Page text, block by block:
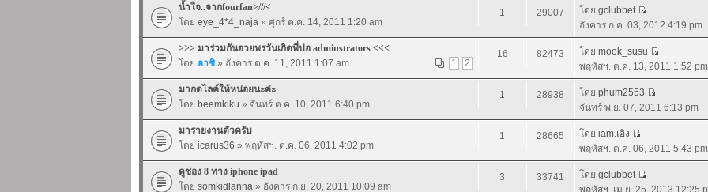
น้ำใจ..จากfourfan>///<
โดย eye_4*4_naja » ศุกร์ ต.ค. 14, 2011 1:20 am
1 29007 โดย gclubbet
อังคาร ก.ค. 03, 2012 4:19 pm
>>> มาร่วมกันอวยพรวันเกิดพี่ปอ adminstrators <<<
1
2
โดย อาชิ » อังคาร ต.ค. 11, 2011 1:07 am
16 82473 โดย mook_susu
พฤหัสฯ. ต.ค. 13, 2011 1:52 pm
มากดไลค์ให้หน่อยนะค่ะ
โดย beemkiku » จันทร์ ต.ค. 10, 2011 6:40 pm
1 28938 โดย phum2553
จันทร์ พ.ย. 07, 2011 6:13 pm
มารายงานตัวครับ
โดย icarus36 » พฤหัสฯ. ต.ค. 06, 2011 4:02 pm
1 28665 โดย iam.เอิง
พฤหัสฯ. ต.ค. 06, 2011 5:43 pm
ดูช่อง 8 ทาง iphone ipad
โดย somkidlanna » อังคาร ก.ย. 20, 2011 10:09 am
3 33741 โดย gclubbet
พฤหัสฯ. เม.ย. 25, 2013 12:25